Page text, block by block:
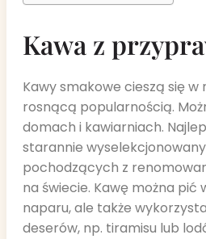
Kawa z
Kawy smakowe cieszą się w
rosnącą popularnością.
domach i kawiarniach.
starannie
pochodzących z
na świecie. Kawę można
naparu, ale także
deserów, np. tiramisu lub